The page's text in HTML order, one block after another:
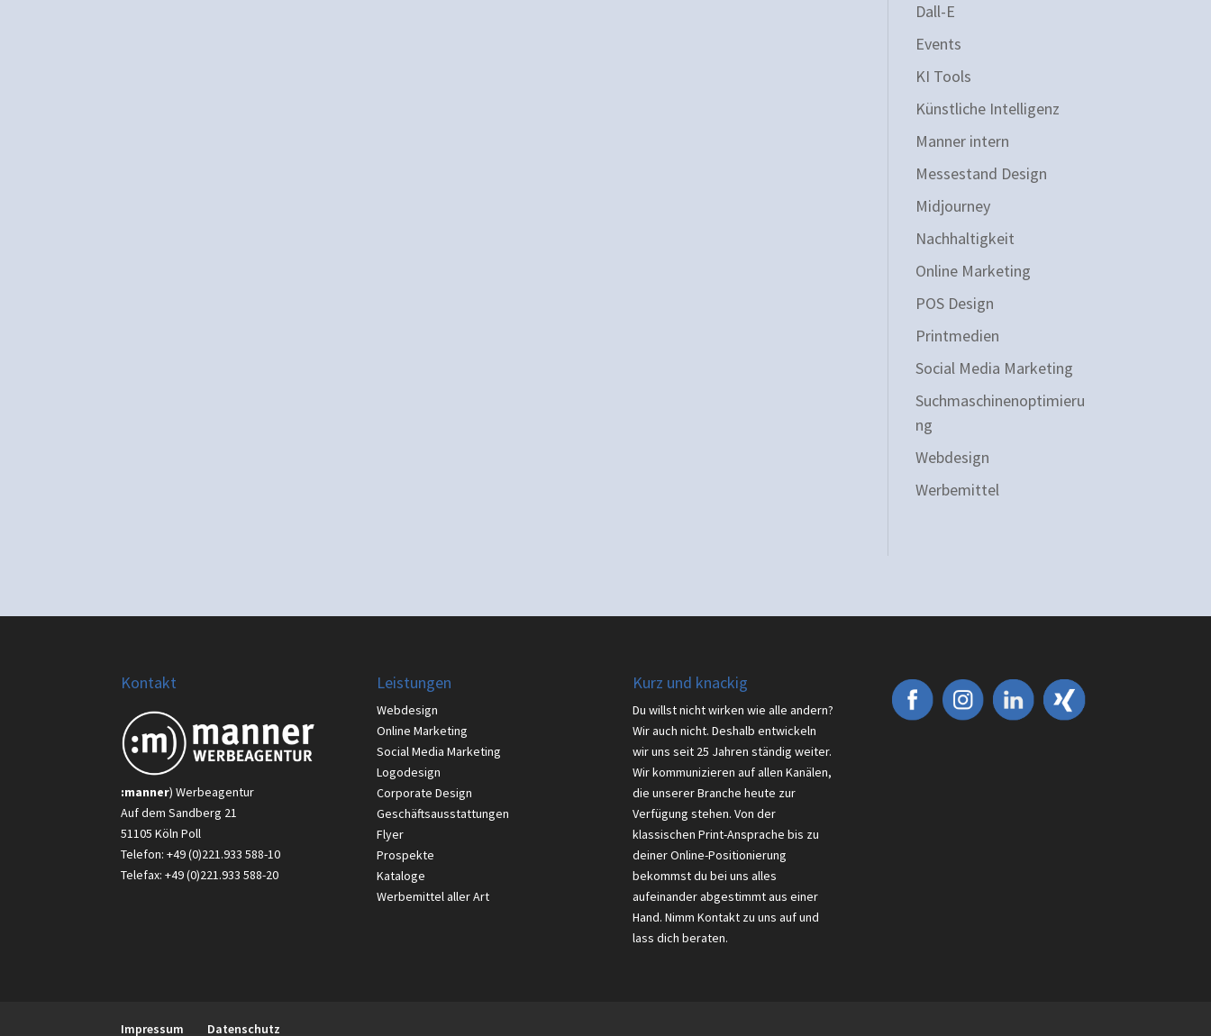
Dall-E
Events
KI Tools
Künstliche Intelligenz
Manner intern
Messestand Design
Midjourney
Nachhaltigkeit
Online Marketing
POS Design
Printmedien
Social Media Marketing
Suchmaschinenoptimieru
ng
Webdesign
Werbemittel
Kontakt
:manner) Werbeagentur
Auf dem Sandberg 21
51105 Köln Poll
Telefon: +49 (0)221.933 588-10
Telefax: +49 (0)221.933 588-20
Leistungen
Webdesign
Online Marketing
Social Media Marketing
Logodesign
Corporate Design
Geschäftsausstattungen
Flyer
Prospekte
Kataloge
Werbemittel aller Art
Kurz und knackig
Du willst nicht wirken wie alle andern?
Wir auch nicht. Deshalb entwickeln
wir uns seit 25 Jahren ständig weiter.
Wir kommunizieren auf allen Kanälen,
die unserer Branche heute zur
Verfügung stehen. Von der
klassischen Print-Ansprache bis zu
deiner Online-Positionierung
bekommst du bei uns alles
aufeinander abgestimmt aus einer
Hand. Nimm Kontakt zu uns auf und
lass dich beraten.
Impressum Datenschutz